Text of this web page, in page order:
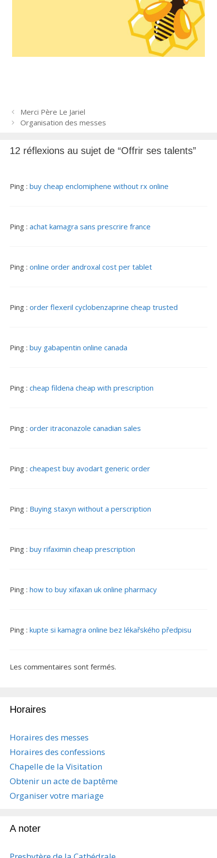
N
a
g
i
e
t
l
Merci Père Le Jariel
Organisation des messes
12 réflexions au sujet de “Offrir ses talents”
Ping : buy cheap enclomiphene without rx online
Ping : achat kamagra sans prescrire france
Ping : online order androxal cost per tablet
Ping : order flexeril cyclobenzaprine cheap trusted
Ping : buy gabapentin online canada
Ping : cheap fildena cheap with prescription
Ping : order itraconazole canadian sales
Ping : cheapest buy avodart generic order
Ping : Buying staxyn without a perscription
Ping : buy rifaximin cheap prescription
Ping : how to buy xifaxan uk online pharmacy
Ping : kupte si kamagra online bez lékařského předpisu
Les commentaires sont fermés.
Horaires
Horaires des messes
Horaires des confessions
Chapelle de la Visitation
Obtenir un acte de baptême
Organiser votre mariage
A noter